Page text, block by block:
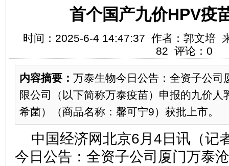
首个国产九价HPV疫
时间：2025-6-4 14:47:37 作者：郭文培
82 评论： 0
内容摘要： 万泰生物今日公告：全资子公司
限公司（以下简称万泰疫苗）申报的九价人
希菌）（商品名称：馨可宁9）获批上市。
中国经济网北京6月4日讯（记
今日公告：全资子公司厦门万泰